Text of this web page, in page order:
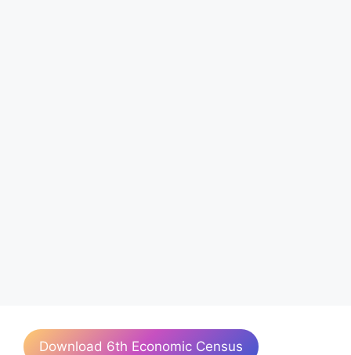
Download 6th Economic Census